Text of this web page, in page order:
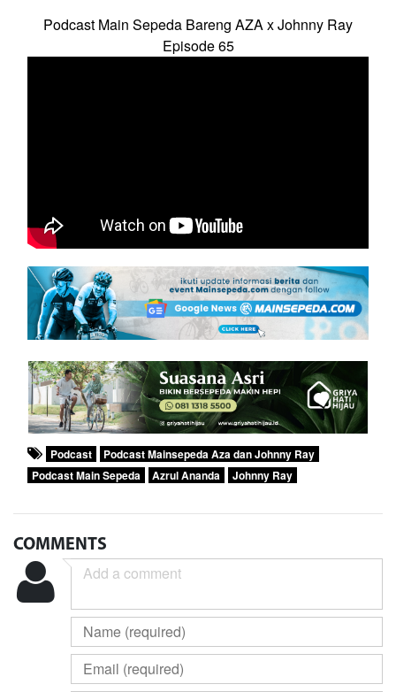
Podcast Main Sepeda Bareng AZA x Johnny Ray
Episode 65
Podcast
Podcast Mainsepeda Aza dan Johnny Ray
Podcast Main Sepeda
Azrul Ananda Johnny Ray
COMMENTS